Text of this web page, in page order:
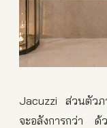
Jacuzzi ส่วนตัวภ
จะอลังการกว่า ด้